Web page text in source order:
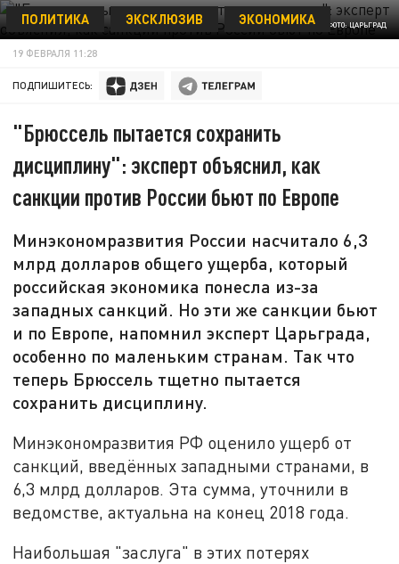
ФОТО: ЦАРЬГРАД
ПОЛИТИКА ЭКСКЛЮЗИВ ЭКОНОМИКА
19 ФЕВРАЛЯ 11:28
ПОДПИШИТЕСЬ:
"Брюссель пытается сохранить
дисциплину": эксперт объяснил, как
санкции против России бьют по Европе
Минэкономразвития России насчитало 6,3
млрд долларов общего ущерба, который
российская экономика понесла из-за
западных санкций. Но эти же санкции бьют
и по Европе, напомнил эксперт Царьграда,
особенно по маленьким странам. Так что
теперь Брюссель тщетно пытается
сохранить дисциплину.
Минэкономразвития РФ оценило ущерб от
санкций, введённых западными странами, в
6,3 млрд долларов. Эта сумма, уточнили в
ведомстве, актуальна на конец 2018 года.
Наибольшая "заслуга" в этих потерях